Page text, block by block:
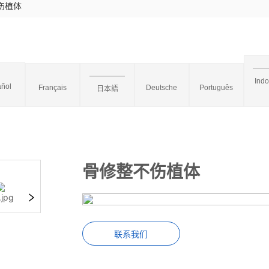
植体
Français 日本語 Deutsche Português
骨修整不伤植体
联系我们